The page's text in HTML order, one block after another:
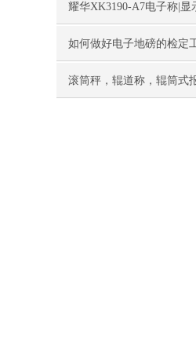
耀华XK3190-A7电子称|显
法
如何做好电子地磅的检定
滚筒秤，辊道称，辊筒式